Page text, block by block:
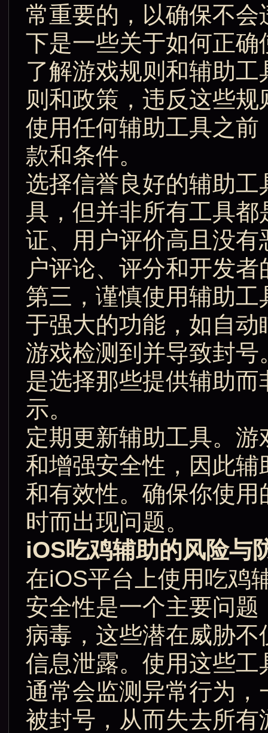
常重要的，以确保不
下是一些关于如何正
了解游戏规则和辅助
则和政策，违反这些
使用任何辅助工具之
款和条件。
选择信誉良好的辅助
具，但并非所有工具
证、用户评价高且没
户评论、评分和开发
第三，谨慎使用辅助
于强大的功能，如自
游戏检测到并导致封
是选择那些提供辅助
示。
定期更新辅助工具。
和增强安全性，因此
和有效性。确保你使
时而出现问题。
iOS吃鸡辅助的风险与
在iOS平台上使用吃鸡
安全性是一个主要问
病毒，这些潜在威胁
信息泄露。使用这些
通常会监测异常行为
被封号，从而失去所